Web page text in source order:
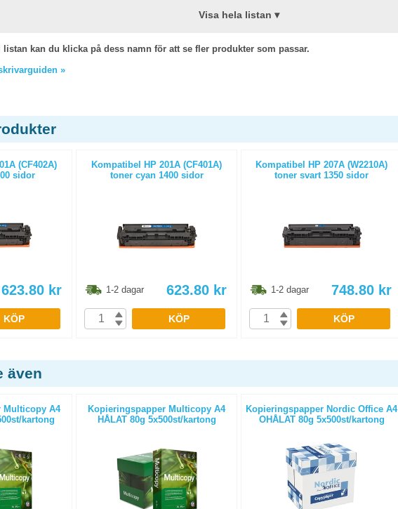
Visa hela listan ▾
kan du klicka på dess namn för att se fler produkter som passar.
»
(CF402A)
sidor
623.80 kr
KÖP
Kompatibel HP 201A (CF401A)
toner cyan 1400 sidor
1-2 dagar 623.80 kr
KÖP
Kompatibel HP 207A (W2210A)
toner svart 1350 sidor
1-2 dagar 748.80 kr
KÖP
även
Multicopy A4
kartong
Kopieringspapper Multicopy A4
HÅLAT 80g 5x500st/kartong
Kopieringspapper Nordic Office A4
OHÅLAT 80g 5x500st/kartong